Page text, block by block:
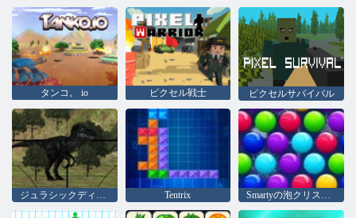
タンコ。 io ピクセル戦士 ピクセルサバイバル
ジュラシックディノ狩猟 Tentrix Smartyの泡クリスマス版